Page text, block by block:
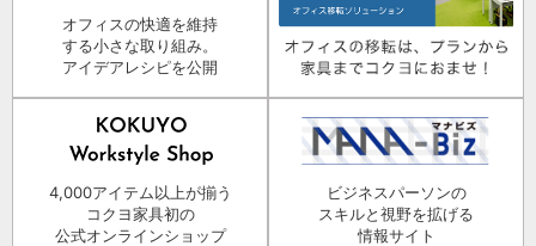
オフィスの快適を維持
する小さな取り組み。
アイデアレシピを公開
4,000アイテム以上が揃う
コクヨ家具初の
公式オンラインショップ
ビジネスパーソンの
スキルと視野を拡げる
情報サイト